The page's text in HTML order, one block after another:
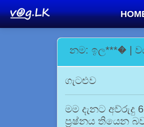
නම: ඉල***� |
ගැටළුව
මම දැනට
ප්‍රෂ්නය තියෙන